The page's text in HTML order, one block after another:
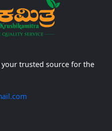
trusted source for the